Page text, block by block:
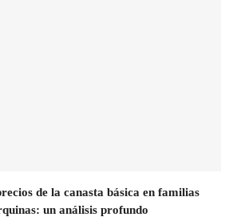
de la canasta básica en familias
un análisis profundo